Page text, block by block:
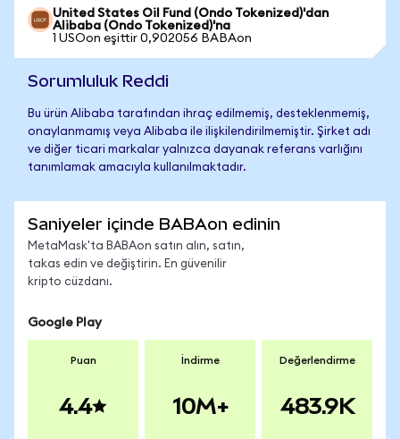
United States Oil Fund (Ondo Tokenized)'dan
Alibaba (Ondo Tokenized)'na
1 USOon eşittir 0,902056 BABAon
Sorumluluk Reddi
Bu ürün Alibaba tarafından ihraç edilmemiş, desteklenmemiş,
onaylanmamış veya Alibaba ile ilişkilendirilmemiştir. Şirket adı
ve diğer ticari markalar yalnızca dayanak referans varlığını
tanımlamak amacıyla kullanılmaktadır.
Saniyeler içinde BABAon edinin
MetaMask'ta BABAon satın alın, satın,
takas edin ve değiştirin. En güvenilir
kripto cüzdanı.
Google Play
Puan
4.4
İndirme
10M+
Değerlendirme
483.9K